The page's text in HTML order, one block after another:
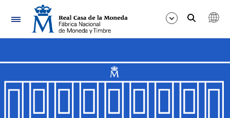
Navegación
Mostrar/Ocultar